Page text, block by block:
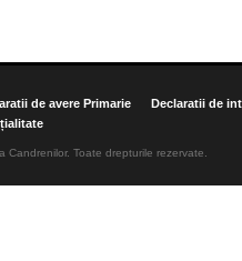
de avere Primarie
Declaratii de
Candrenilor. Toate drepturile rezervate.